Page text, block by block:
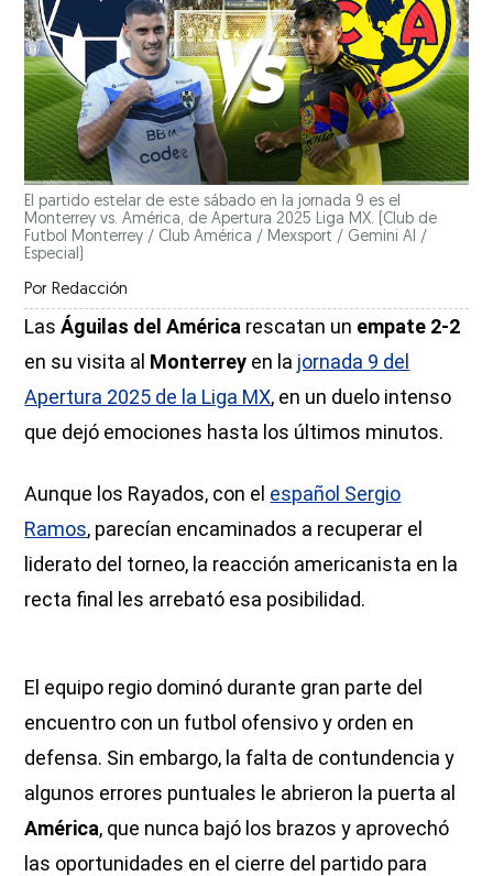
El partido estelar de este sábado en la jornada 9 es el
Monterrey vs. América, de Apertura 2025 Liga MX.
(Club de
Futbol Monterrey / Club América / Mexsport / Gemini AI /
Especial)
Por Redacción
LasÁguilas del América rescatan un empate 2-2
en su visita al Monterrey en la jornada 9 del
Apertura 2025 de la Liga MX, en un duelo intenso
que dejó emociones hasta los últimos minutos.
Aunque los Rayados, con el español Sergio
Ramos, parecían encaminados a recuperar el
liderato del torneo, la reacción americanista en la
recta final les arrebató esa posibilidad.
El equipo regio dominó durante gran parte del
encuentro con un futbol ofensivo y orden en
defensa. Sin embargo, la falta de contundencia y
algunos errores puntuales le abrieron la puerta al
América, que nunca bajó los brazos y aprovechó
las oportunidades en el cierre del partido para